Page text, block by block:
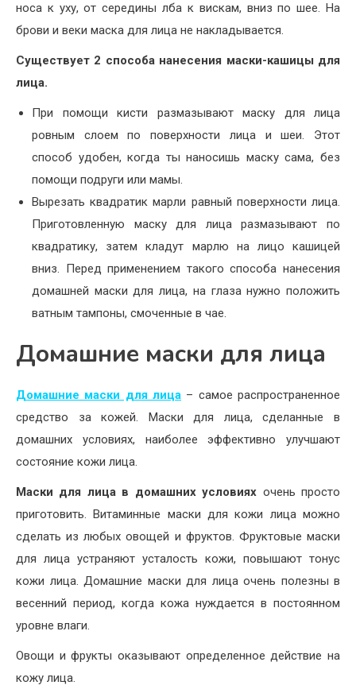
носа к уху, от середины лба к вискам, вниз по шее. На
брови и веки маска для лица не накладывается.
Существует 2 способа нанесения маски-кашицы для
лица.
При помощи кисти размазывают маску для лица
ровным слоем по поверхности лица и шеи. Этот
способ удобен, когда ты наносишь маску сама, без
помощи подруги или мамы.
Вырезать квадратик марли равный поверхности лица.
Приготовленную маску для лица размазывают по
квадратику, затем кладут марлю на лицо кашицей
вниз. Перед применением такого способа нанесения
домашней маски для лица, на глаза нужно положить
ватным тампоны, смоченные в чае.
Домашние маски для лица
Домашние маски для лица – самое распространенное
средство за кожей. Маски для лица, сделанные в
домашних условиях, наиболее эффективно улучшают
состояние кожи лица.
Маски для лица в домашних условиях очень просто
приготовить. Витаминные маски для кожи лица можно
сделать из любых овощей и фруктов. Фруктовые маски
для лица устраняют усталость кожи, повышают тонус
кожи лица. Домашние маски для лица очень полезны в
весенний период, когда кожа нуждается в постоянном
уровне влаги.
Овощи и фрукты оказывают определенное действие на
кожу лица.